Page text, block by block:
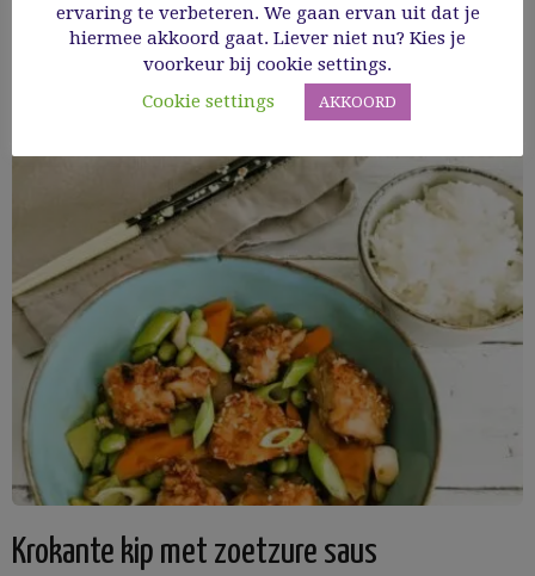
Read More
Krokante kip met zoetzure saus
ervaring te verbeteren. We gaan ervan uit dat je
hiermee akkoord gaat. Liever niet nu? Kies je
voorkeur bij cookie settings.
Cookie settings
AKKOORD